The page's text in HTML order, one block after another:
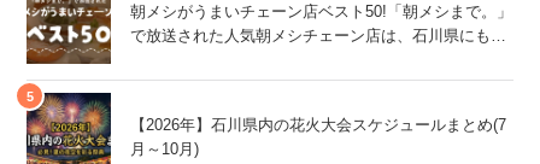
朝メシがうまいチェーン店ベスト50!「朝メシまで。」
で放送された人気朝メシチェーン店は、石川県にもあ
【2026年】石川県内の花火大会スケジュールまとめ(7
月～10月)